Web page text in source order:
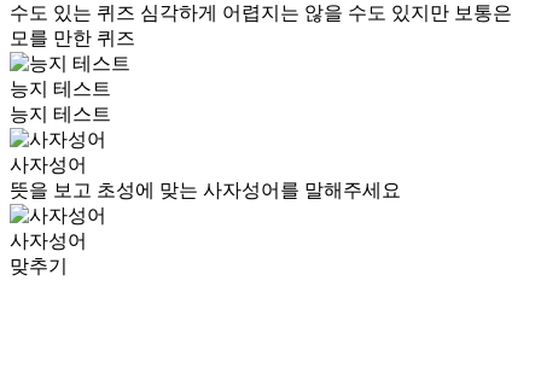
수도 있는 퀴즈 심각하게 어렵지는 않을 수도 있지만 보통은
모를 만한 퀴즈
능지 테스트
능지 테스트
사자성어
뜻을 보고 초성에 맞는 사자성어를 말해주세요
사자성어
맞추기